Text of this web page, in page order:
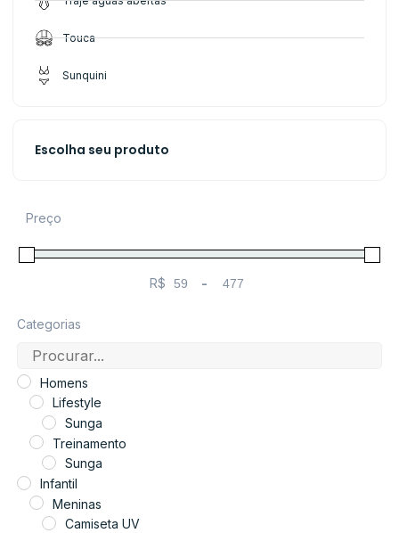
Touca
Sunquini
Escolha seu produto
Preço
R$
Minimum Price
-
Maximum Price
Categorias
Homens
Lifestyle
Sunga
Treinamento
Sunga
Infantil
Meninas
Camiseta UV